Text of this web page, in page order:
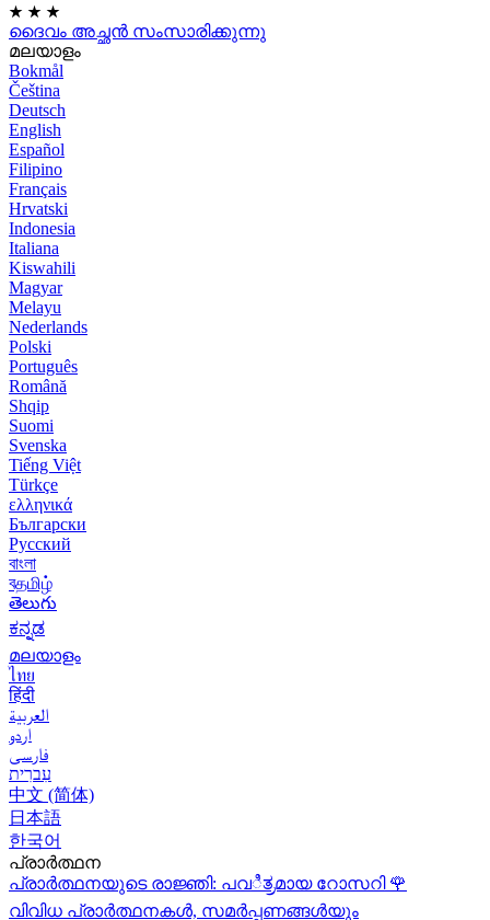
★ ★ ★
ദൈവം അച്ഛൻ സംസാരിക്കുന്നു
മലയാളം
Bokmål
Čeština
Deutsch
English
Español
Filipino
Français
Hrvatski
Indonesia
Italiana
Kiswahili
Magyar
Melayu
Nederlands
Polski
Português
Română
Shqip
Suomi
Svenska
Tiếng Việt
Türkçe
ελληνικά
Български
Русский
বাংলা
বதமிழ்
తెలుగు
ಕನ್ನಡ
മലയാളം
ไทย
हिंदी
العربية
اردو
فارسی
עִברִית
中文 (简体)
日本語
한국어
പ്രാർത്ഥന
പ്രാർത്ഥനയുടെ രാജ്ഞി: പവಿತ್ರമായ റോസറി 🌹
വിവിധ പ്രാർത്ഥനകൾ, സമർപ്പണങ്ങൾയും